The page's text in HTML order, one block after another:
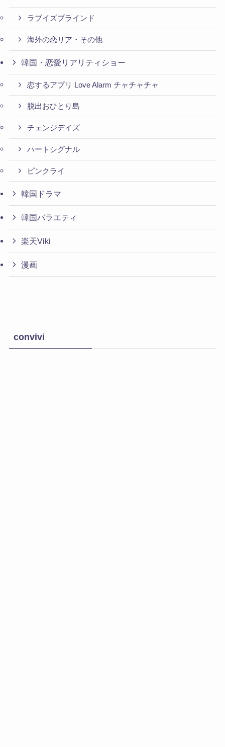
ラブイズブラインド
海外の恋リア・その他
韓国・恋愛リアリティショー
恋するアプリ Love Alarm チャチャチャ
脱出おひとり島
チェンジデイズ
ハートシグナル
ピンクライ
韓国ドラマ
韓国バラエティ
楽天Viki
漫画
convivi